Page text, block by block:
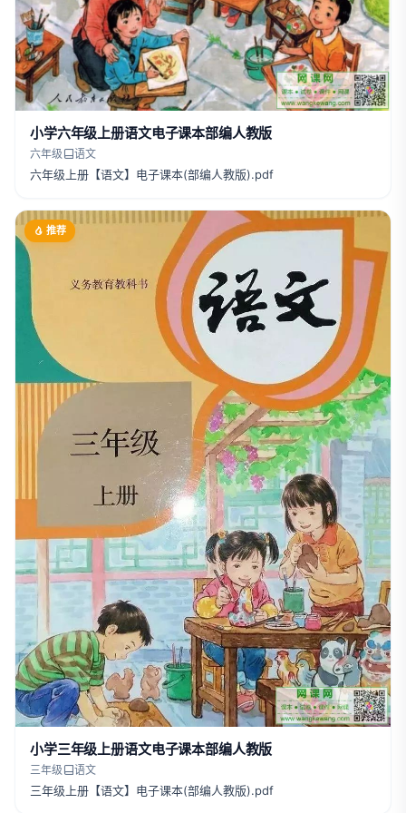
小学六年级上册语文电子课本部编人教版
六年级 语文
六年级上册【语文】电子课本(部编人教版).pdf
推荐
小学三年级上册语文电子课本部编人教版
三年级 语文
三年级上册【语文】电子课本(部编人教版).pdf